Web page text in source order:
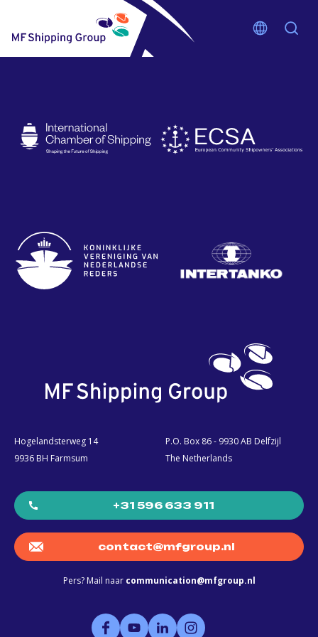
Hogelandsterweg 14
9936 BH Farmsum
P.O. Box 86 - 9930 AB Delfzijl
The Netherlands
+31 596 633 911
contact@mfgroup.nl
Pers? Mail naar communication@mfgroup.nl